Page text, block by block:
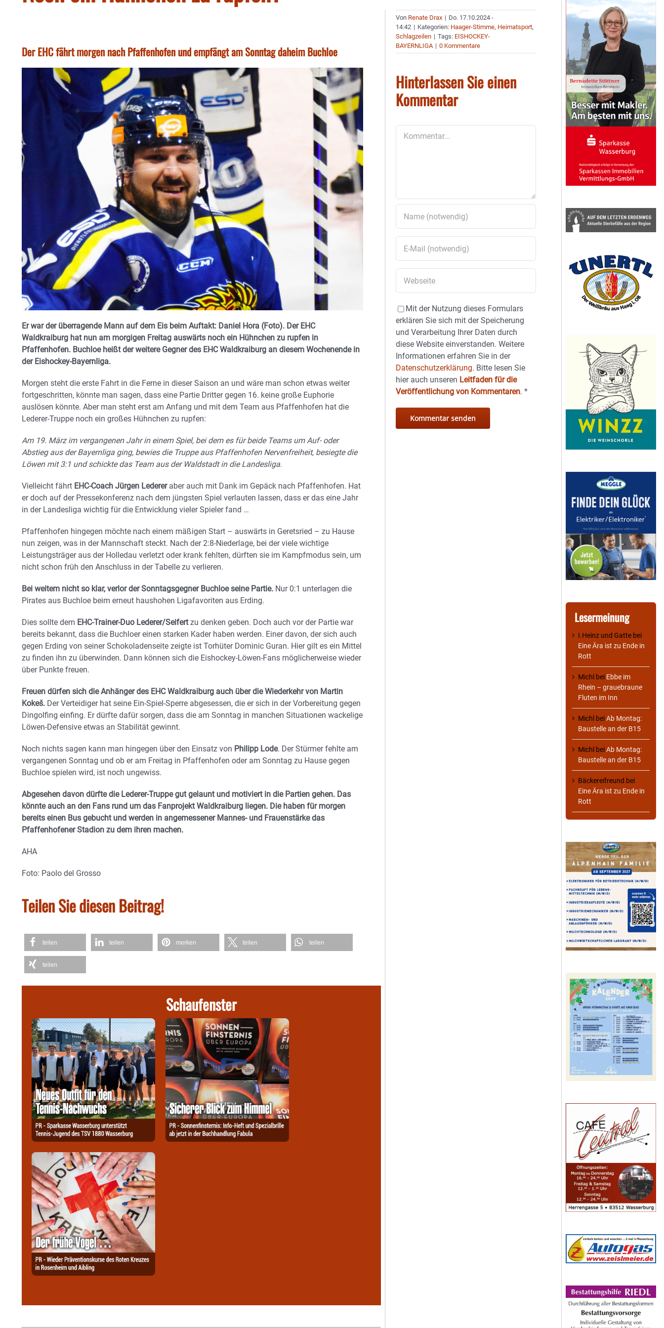
Der EHC fährt morgen nach Pfaffenhofen und empfängt am Sonntag daheim Buchloe
Er war der überragende Mann auf dem Eis beim Auftakt: Daniel Hora (Foto). Der EHC
Waldkraiburg hat nun am morgigen Freitag auswärts noch ein Hühnchen zu rupfen in
Pfaffenhofen. Buchloe heißt der weitere Gegner des EHC Waldkraiburg an diesem Wochenende in
der Eishockey-Bayernliga.
Morgen steht die erste Fahrt in die Ferne in dieser Saison an und wäre man schon etwas weiter
fortgeschritten, könnte man sagen, dass eine Partie Dritter gegen 16. keine große Euphorie
auslösen könnte. Aber man steht erst am Anfang und mit dem Team aus Pfaffenhofen hat die
Lederer-Truppe noch ein großes Hühnchen zu rupfen:
Am 19. März im vergangenen Jahr in einem Spiel, bei dem es für beide Teams um Auf- oder
Abstieg aus der Bayernliga ging, bewies die Truppe aus Pfaffenhofen Nervenfreiheit, besiegte die
Löwen mit 3:1 und schickte das Team aus der Waldstadt in die Landesliga.
Vielleicht fährt EHC-Coach Jürgen Ledereraber auch mit Dank im Gepäck nach Pfaffenhofen. Hat
er doch auf der Pressekonferenz nach dem jüngsten Spiel verlauten lassen, dass er das eine Jahr
in der Landesliga wichtig für die Entwicklung vieler Spieler fand …
Pfaffenhofen hingegen möchte nach einem mäßigen Start – auswärts in Geretsried – zu Hause
nun zeigen, was in der Mannschaft steckt. Nach der 2:8-Niederlage, bei der viele wichtige
Leistungsträger aus der Holledau verletzt oder krank fehlten, dürften sie im Kampfmodus sein, um
nicht schon früh den Anschluss in der Tabelle zu verlieren.
Bei weitem nicht so klar, verlor der Sonntagsgegner Buchloe seine Partie. Nur 0:1 unterlagen die
Pirates aus Buchloe beim erneut haushohen Ligafavoriten aus Erding.
Dies sollte dem EHC-Trainer-Duo Lederer/Seifertzu denken geben. Doch auch vor der Partie war
bereits bekannt, dass die Buchloer einen starken Kader haben werden. Einer davon, der sich auch
gegen Erding von seiner Schokoladenseite zeigte ist Torhüter Dominic Guran. Hier gilt es ein Mittel
zu finden ihn zu überwinden. Dann können sich die Eishockey-Löwen-Fans möglicherweise wieder
über Punkte freuen.
Freuen dürfen sich die Anhänger des EHC Waldkraiburg auch über die Wiederkehr von Martin
Kokeš. Der Verteidiger hat seine Ein-Spiel-Sperre abgesessen, die er sich in der Vorbereitung gegen
Dingolfing einfing. Er dürfte dafür sorgen, dass die am Sonntag in manchen Situationen wackelige
Löwen-Defensive etwas an Stabilität gewinnt.
Noch nichts sagen kann man hingegen über den Einsatz von Philipp Lode. Der Stürmer fehlte am
vergangenen Sonntag und ob er am Freitag in Pfaffenhofen oder am Sonntag zu Hause gegen
Buchloe spielen wird, ist noch ungewiss.
Abgesehen davon dürfte die Lederer-Truppe gut gelaunt und motiviert in die Partien gehen. Das
könnte auch an den Fans rund um das Fanprojekt Waldkraiburg liegen. Die haben für morgen
bereits einen Bus gebucht und werden in angemessener Mannes- und Frauenstärke das
Pfaffenhofener Stadion zu dem ihren machen.
AHA
Foto: Paolo del Grosso
Teilen Sie diesen Beitrag!
teilen teilen merken teilen teilen
teilen
Schaufenster
Von Renate Drax | Do. 17.10.2024 -
14:42 | Kategorien: Haager-Stimme, Heimatsport,
Schlagzeilen | Tags: EISHOCKEY-
BAYERNLIGA | 0 Kommentare
Hinterlassen Sie einen
Kommentar
Mit der Nutzung dieses Formulars
erklären Sie sich mit der Speicherung
und Verarbeitung Ihrer Daten durch
diese Website einverstanden. Weitere
Informationen erfahren Sie in der
Datenschutzerklärung. Bitte lesen Sie
hier auch unseren Leitfaden für die
Veröffentlichung von Kommentaren.*
Lesermeinung
I.Heinz und Gatte bei
Eine Ära ist zu Ende in
Rott
Michl bei Ebbe im
Rhein – grauebraune
Fluten im Inn
Michl beiAb Montag:
Baustelle an der B15
Michl beiAb Montag:
Baustelle an der B15
Bäckereifreund bei
Eine Ära ist zu Ende in
Rott